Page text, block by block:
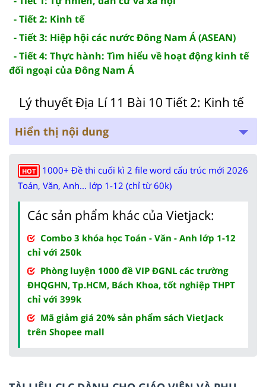
- Tiết 2: Kinh tế
- Tiết 3: Hiệp hội các nước Đông Nam Á (ASEAN)
- Tiết 4: Thực hành: Tìm hiểu về hoạt động kinh tế
đối ngoại của Đông Nam Á
Lý thuyết Địa Lí 11 Bài 10 Tiết 2: Kinh tế
Hiển thị nội dung
HOT
1000+ Đề thi cuối kì 2 file word cấu trúc mới 2026
Toán, Văn, Anh... lớp 1-12 (chỉ từ 60k)
Các sản phẩm khác của Vietjack:
Combo 3 khóa học Toán - Văn - Anh lớp 1-12
chỉ với 250k
Phòng luyện 1000 đề VIP ĐGNL các trường
ĐHQGHN, Tp.HCM, Bách Khoa, tốt nghiệp THPT
chỉ với 399k
Mã giảm giá 20% sản phẩm sách VietJack
trên Shopee mall